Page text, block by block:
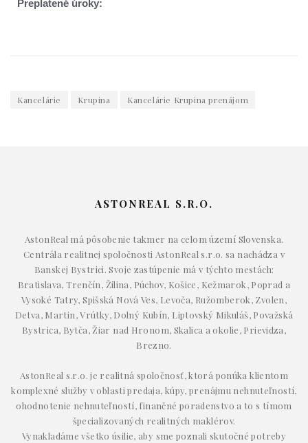
Kancelárie Krupina Kancelárie Krupina prenájom
ASTONREAL S.R.O.
AstonReal má pôsobenie takmer na celom území Slovenska.
Centrála realitnej spoločnosti AstonReal s.r.o. sa nachádza v
Banskej Bystrici. Svoje zastúpenie má v týchto mestách:
Bratislava, Trenčín, Žilina, Púchov, Košice, Kežmarok, Poprad a
Vysoké Tatry, Spišská Nová Ves, Levoča, Ružomberok, Zvolen,
Detva, Martin, Vrútky, Dolný Kubín, Liptovský Mikuláš, Považská
Bystrica, Bytča, Žiar nad Hronom, Skalica a okolie, Prievidza,
Brezno.
AstonReal s.r.o. je realitná spoločnosť, ktorá ponúka klientom
komplexné služby v oblasti predaja, kúpy, prenájmu nehnuteľností,
ohodnotenie nehnuteľností, finančné poradenstvo a to s tímom
špecializovaných realitných maklérov.
Vynakladáme všetko úsilie, aby sme poznali skutočné potreby